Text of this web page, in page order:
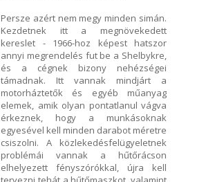
Persze azért nem megy minden simán.
Kezdetnek itt a megnövekedett
kereslet - 1966-hoz képest hatszor
annyi megrendelés fut be a Shelbykre,
és a cégnek bizony nehézségei
támadnak. Itt vannak mindjárt a
motorháztetők és egyéb műanyag
elemek, amik olyan pontatlanul vágva
érkeznek, hogy a munkásoknak
egyesével kell minden darabot méretre
csiszolni. A közlekedésfelügyeletnek
problémái vannak a hűtőrácson
elhelyezett fényszórókkal, újra kell